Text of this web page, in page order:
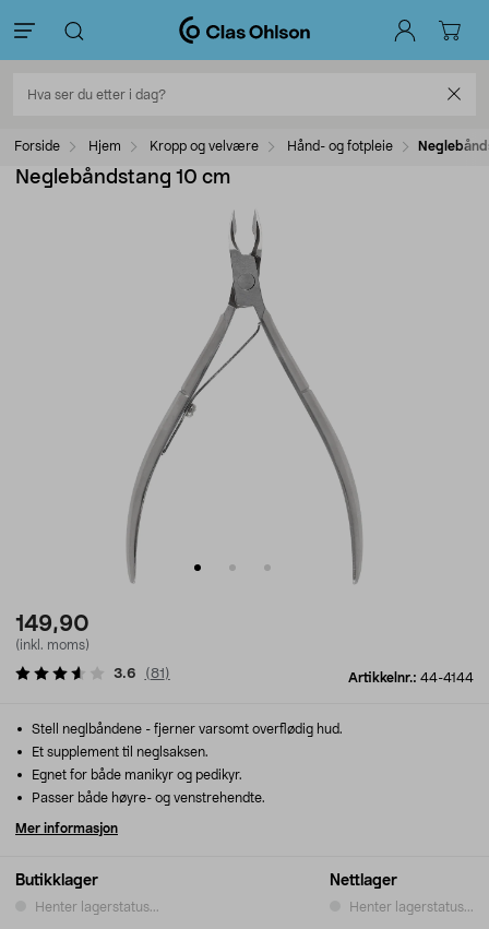
Forside Hjem Kropp og velvære Hånd- og fotpleie
Neglebåndstang 10 cm
149,90
(inkl. moms)
Artikkelnr.: 44-4144
3.6 (81 )
Butikklager
Henter lagerstatus...
Nettlager
Henter lagerstatus...
Stell neglbåndene - fjerner varsomt overflødig hud.
Et supplement til neglsaksen.
Egnet for både manikyr og pedikyr.
Passer både høyre- og venstrehendte.
Mer informasjon